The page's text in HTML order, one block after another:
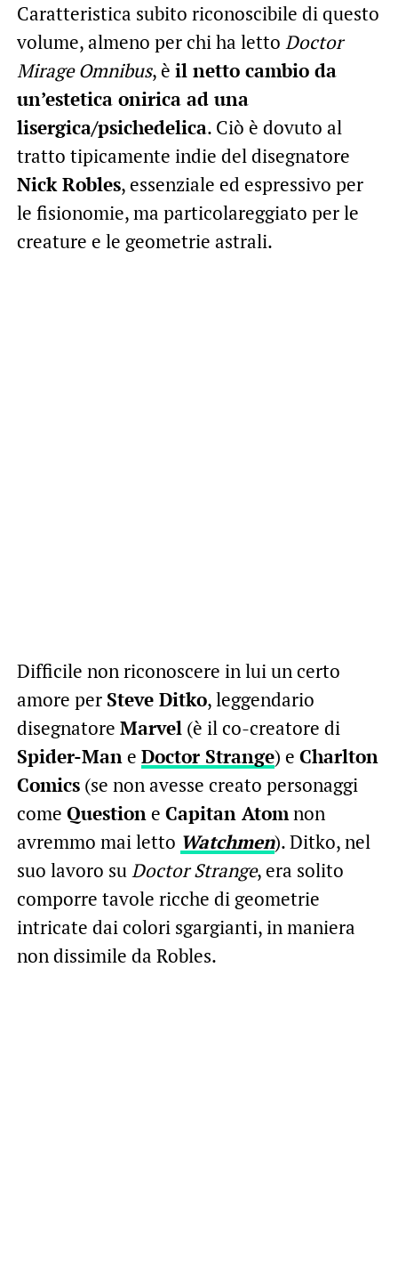
Caratteristica subito riconoscibile di questo
volume, almeno per chi ha letto Doctor
Mirage Omnibus, è il netto cambio da
un’estetica onirica ad una
lisergica/psichedelica. Ciò è dovuto al
tratto tipicamente indie del disegnatore
Nick Robles, essenziale ed espressivo per
le fisionomie, ma particolareggiato per le
creature e le geometrie astrali.
Difficile non riconoscere in lui un certo
amore per Steve Ditko, leggendario
disegnatore Marvel(è il co-creatore di
Spider-Mane Doctor Strange) e Charlton
Comics(se non avesse creato personaggi
come Questione Capitan Atomnon
avremmo mai letto Watchmen). Ditko, nel
suo lavoro suDoctor Strange, era solito
comporre tavole ricche di geometrie
intricate dai colori sgargianti, in maniera
non dissimile da Robles.